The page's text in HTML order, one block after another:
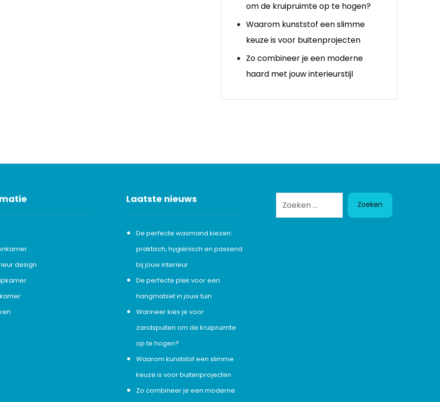
om de kruipruimte op te hogen?
Waarom kunststof een slimme
keuze is voor buitenprojecten
Zo combineer je een moderne
haard met jouw interieurstijl
design
Laatste nieuws
De perfecte wasmand kiezen:
praktisch, hygiënisch en passend
bij jouw interieur
De perfecte plek voor een
hangmatset in jouw tuin
Wanneer kies je voor
zandspuiten om de kruipruimte
op te hogen?
Waarom kunststof een slimme
keuze is voor buitenprojecten
Zo combineer je een moderne
Zoeken